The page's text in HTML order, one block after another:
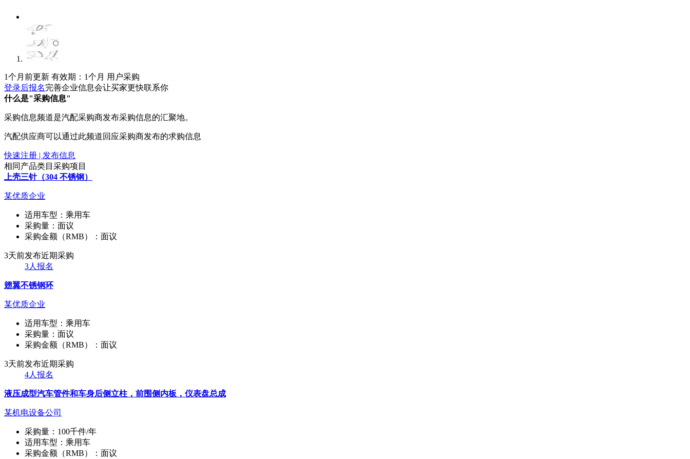
1个月前更新 有效期：1个月 用户采购
登录后报名完善企业信息会让买家更快联系你
什么是"采购信息"
采购信息频道是汽配采购商发布采购信息的汇聚地。
汽配供应商可以通过此频道回应采购商发布的求购信息
快速注册 | 发布信息
相同产品类目采购项目
上壳三针（304 不锈钢）
某优质企业
适用车型： 乘用车
采购量： 面议
采购金额（RMB）： 面议
3天前发布近期采购
3人报名
翅翼不锈钢环
某优质企业
适用车型： 乘用车
采购量： 面议
采购金额（RMB）： 面议
3天前发布近期采购
4人报名
液压成型汽车管件和车身后侧立柱，前围侧内板，仪表盘总成
某机电设备公司
采购量： 100千件/年
适用车型： 乘用车
采购金额（RMB）： 面议